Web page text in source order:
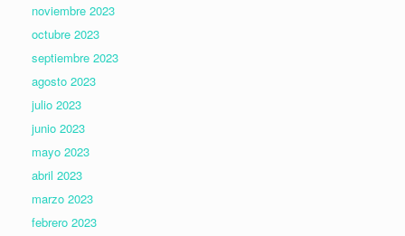
noviembre 2023
octubre 2023
septiembre 2023
agosto 2023
julio 2023
junio 2023
mayo 2023
abril 2023
marzo 2023
febrero 2023